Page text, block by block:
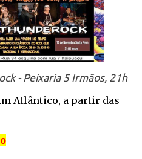
- Peixaria 5 Irmãos, 21h
Atlântico, a partir das